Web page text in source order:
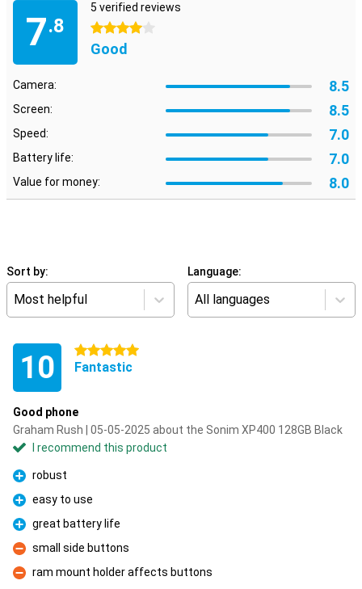
7.8
5 verified reviews
4 stars
Good
Camera: 8.5
Screen: 8.5
Speed: 7.0
Battery life: 7.0
Value for money: 8.0
Sort by:
Most helpful
Language:
All languages
10 5 stars
Fantastic
Good phone
Graham Rush | 05-05-2025 about the Sonim XP400 128GB Black
I recommend this product
Pro
robust
Pro
easy to use
Pro
great battery life
Con
small side buttons
Con
ram mount holder affects buttons